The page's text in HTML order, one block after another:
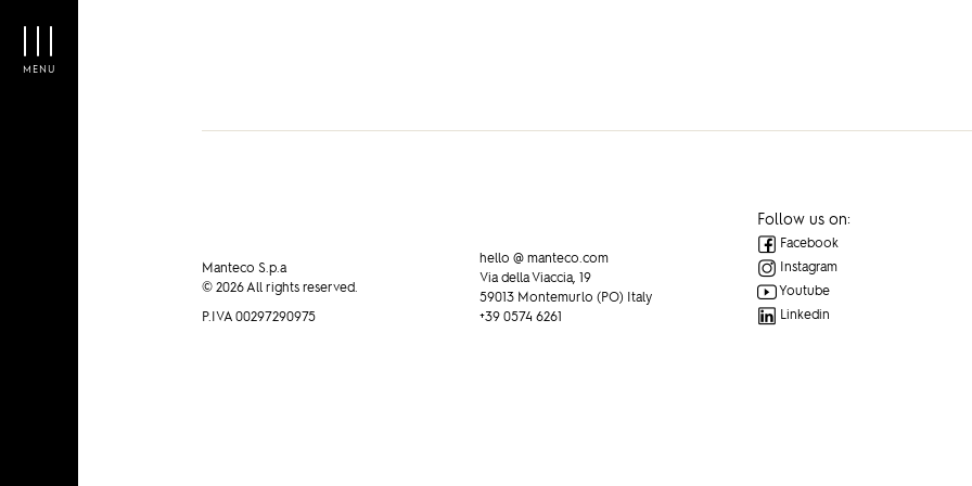
MENU
Manteco S.p.a
© 2026 All rights reserved.
P.IVA 00297290975
hello @ manteco.com
Via della Viaccia, 19
59013 Montemurlo (PO) Italy
+39 0574 6261
Follow us on:
Facebook
Instagram
Youtube
Linkedin